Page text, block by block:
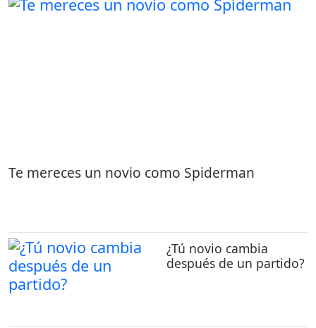
Te mereces un novio como Spiderman
¿Tú novio cambia
después de un partido?